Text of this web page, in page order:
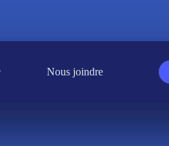
Nous joindre